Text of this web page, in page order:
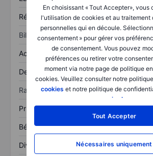
En choisissant « Tout Accepter», vous
l'utilisation de cookies et au traitement
personnelles qui en découle.
consentement » pour gérer vos
de consentement. Vous pouvez
préférences ou retirer votre
moment via notre page de politique
cookies. Veuillez consulter notre
cookies et notre politique de
savoir plus
Tout Accepter
Nécessaires uniquement
Résultat net
Bilan
Actifs totaux
Dette totale XXXXXXX
Ratios
Prix / ventes
Bénéfice par action
Dividende par action XXXXXXX